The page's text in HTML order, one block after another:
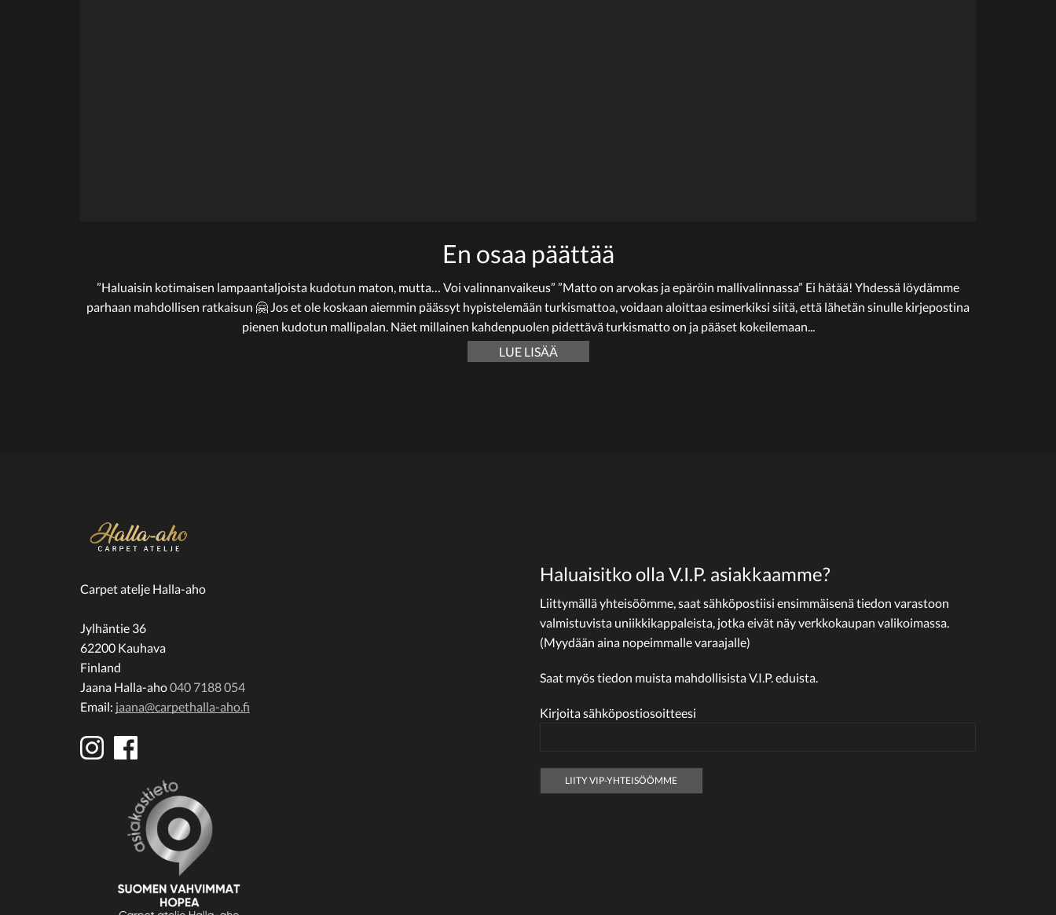
En osaa päättää
”Haluaisin kotimaisen lampaantaljoista kudotun maton, mutta… Voi valinnanvaikeus” ”Matto on arvokas ja epäröin mallivalinnassa” Ei hätää! Yhdessä löydämme
parhaan mahdollisen ratkaisun 🤗 Jos et ole koskaan aiemmin päässyt hypistelemään turkismattoa, voidaan aloittaa esimerkiksi siitä, että lähetän sinulle kirjepostina
pienen kudotun mallipalan. Näet millainen kahdenpuolen pidettävä turkismatto on ja pääset kokeilemaan...
Carpet atelje Halla-aho
Jylhäntie 36
62200 Kauhava
Finland
Jaana Halla-aho040 7188 054
Email: jaana@carpethalla-aho.fi
Haluaisitko olla V.I.P. asiakkaamme?
Liittymällä yhteisöömme, saat sähköpostiisi ensimmäisenä tiedon varastoon
valmistuvista uniikkikappaleista, jotka eivät näy verkkokaupan valikoimassa.
(Myydään aina nopeimmalle varaajalle)
Saat myös tiedon muista mahdollisista V.I.P. eduista.
Kirjoita sähköpostiosoitteesi